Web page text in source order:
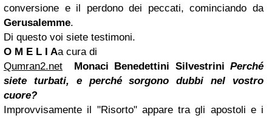
conversione e il perdono dei peccati, cominciando da
Gerusalemme.
Di questo voi siete testimoni.
O M E L I Aa cura di
Qumran2.net
Monaci Benedettini Silvestrini Perché
siete turbati, e perché sorgono dubbi nel vostro
cuore?
Improvvisamente il "Risorto" appare tra gli apostoli e i